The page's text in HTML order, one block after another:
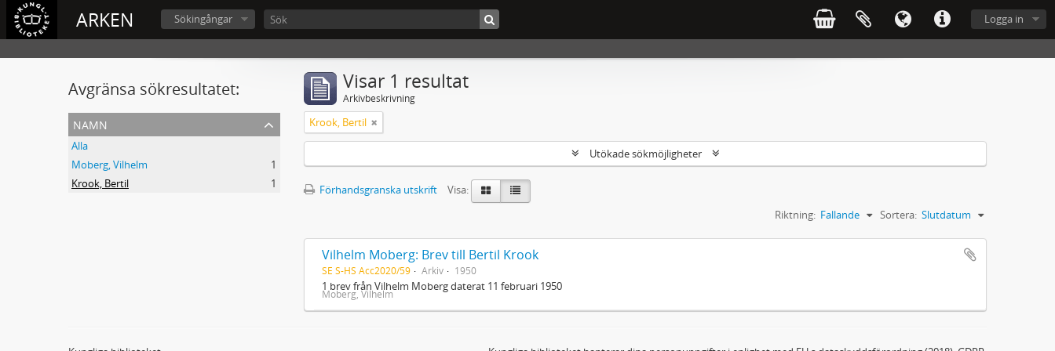
ARKEN Logga in
Sökingångar
Avgränsa sökresultatet:
namn
Alla
Moberg, Vilhelm
1
Krook, Bertil
1
Visar 1 resultat
Arkivbeskrivning
Krook, Bertil
Utökade sökmöjligheter
Förhandsgranska utskrift
Visa:
Sortera: Slutdatum
Riktning: Fallande
Vilhelm Moberg: Brev till Bertil Krook
SE S-HS Acc2020/59 Arkiv 1950
1 brev från Vilhelm Moberg daterat 11 februari 1950
Moberg, Vilhelm